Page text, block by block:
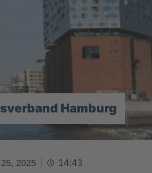
Hamburg
2025 14:43